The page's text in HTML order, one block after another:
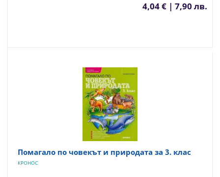
4,04 € | 7,90 лв.
Помагало по човекът и природата за 3. клас
КРОНОС